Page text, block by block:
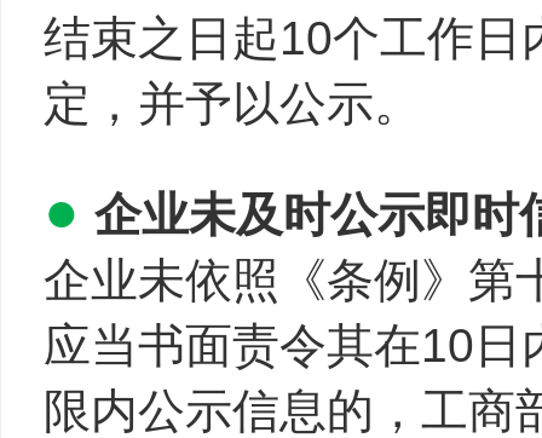
结束之日起10个工作
定，并予以公示。
● 企业未及时公示即时
企业未依照《条例》第
应当书面责令其在10
限内公示信息的，工商